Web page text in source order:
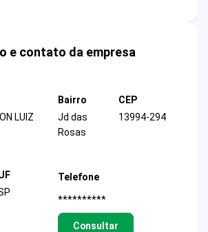
e contato da empresa
LUIZ
Bairro
Jd das
Rosas
CEP
13994-294
Telefone
**********
Consultar